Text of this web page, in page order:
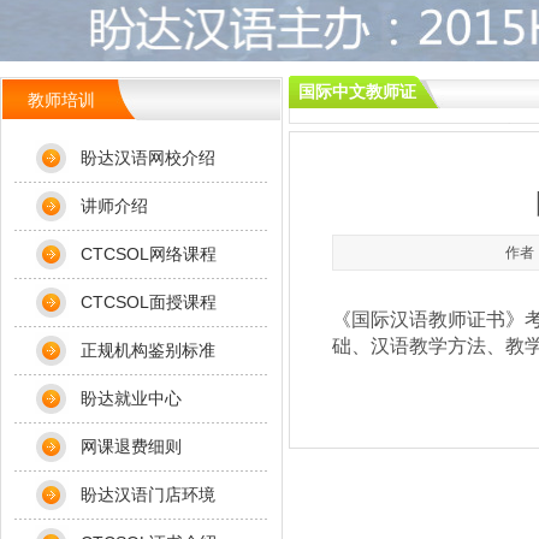
国际中文教师证
您现在的位置：盼达汉语官网
作
《国际汉语教师证书
础、汉语教学方法、教
教师培训
盼达汉语网校介绍
讲师介绍
CTCSOL网络课程
CTCSOL面授课程
正规机构鉴别标准
盼达就业中心
网课退费细则
盼达汉语门店环境